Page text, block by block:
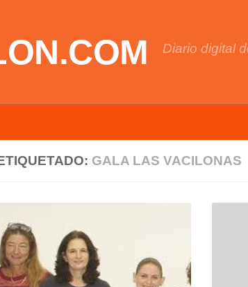
Diario digital
GALA LAS VACILONAS